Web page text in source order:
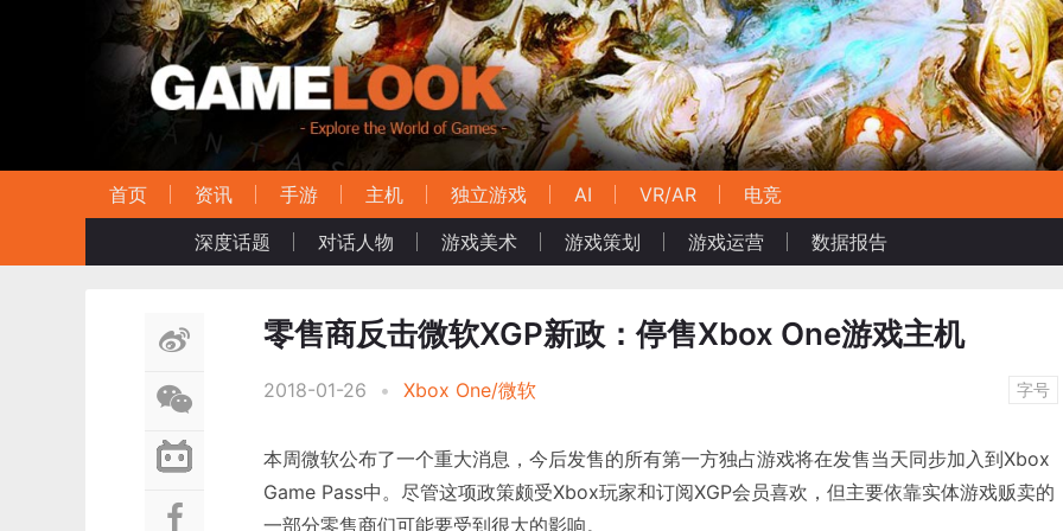
首页 资讯 手游 主机 独立游戏 AI VR/AR
电竞
深度话题
对话人物 游戏美术 游戏策划 游戏运营 数据报告
零售商反击微软XGP新政：停售Xbox One游戏主机
2018-01-26 • Xbox One/微软 字号
本周微软公布了一个重大消息，今后发售的所有第一方独占游戏将在发售当天同步加入到Xbox
Game Pass中。尽管这项政策颇受Xbox玩家和订阅XGP会员喜欢，但主要依靠实体游戏贩卖的
一部分零售商们可能要受到很大的影响。